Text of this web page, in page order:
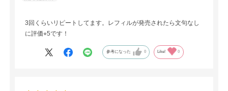
3回くらいリピートしてます。レフィルが発売されたら文句なし
に評価⭐︎5です！
参考になった 0 Like! 0